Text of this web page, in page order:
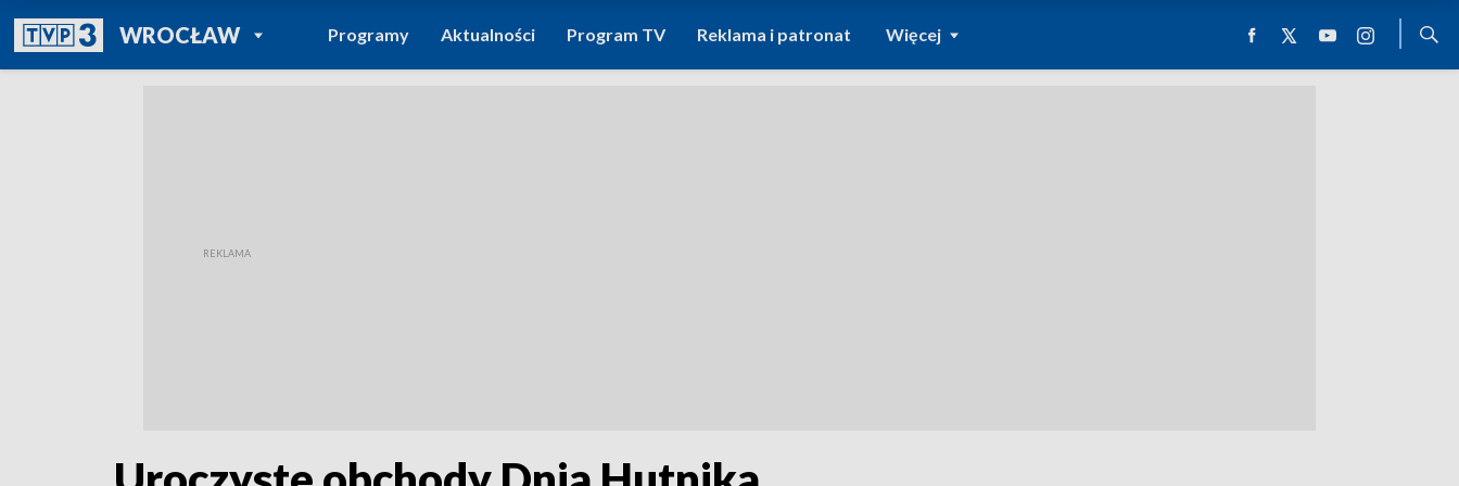
WROCŁAWPOWRÓT DO
TVP REGIONY
Programy Aktualności Program TV Reklama i patronat Więcej